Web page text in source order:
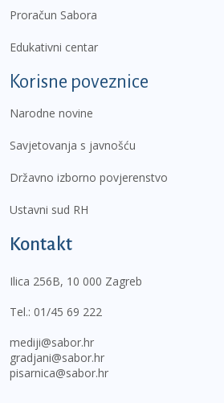
Proračun Sabora
Edukativni centar
Korisne poveznice
Narodne novine
Savjetovanja s javnošću
Državno izborno povjerenstvo
Ustavni sud RH
Kontakt
Ilica 256B, 10 000 Zagreb
Tel.: 01/45 69 222
mediji@sabor.hr
gradjani@sabor.hr
pisarnica@sabor.hr